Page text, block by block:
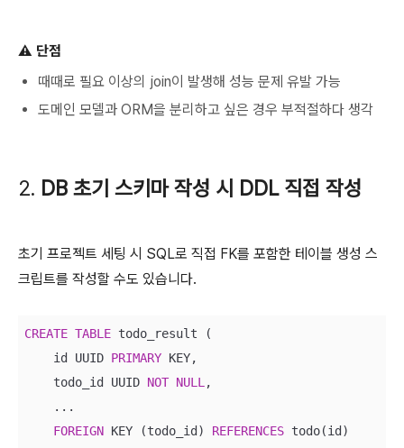
⚠️ 단점
때때로 필요 이상의 join이 발생해 성능 문제 유발 가능
도메인 모델과 ORM을 분리하고 싶은 경우 부적절하다 생각
2. DB 초기 스키마 작성 시 DDL 직접 작성
초기 프로젝트 세팅 시 SQL로 직접 FK를 포함한 테이블 생성 스
크립트를 작성할 수도 있습니다.
CREATE TABLE todo_result (
    id UUID
PRIMARY KEY,
    todo_id UUID
NOT NULL ,
    ...
FOREIGN KEY (todo_id) REFERENCES todo(id)